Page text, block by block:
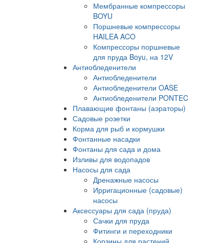
Мембранные компрессоры
BOYU
Поршневые компрессоры
HAILEA ACO
Компрессоры поршневые
для пруда Boyu, на 12V
Антиобледенители
Антиобледенители
Антиобледенители OASE
Антиобледенители PONTEC
Плавающие фонтаны (аэраторы)
Садовые розетки
Корма для рыб и кормушки
Фонтанные насадки
Фонтаны для сада и дома
Изливы для водопадов
Насосы для сада
Дренажные насосы
Ирригационные (садовые)
насосы
Аксессуары для сада (пруда)
Сачки для пруда
Фитинги и переходники
Корзины для растений